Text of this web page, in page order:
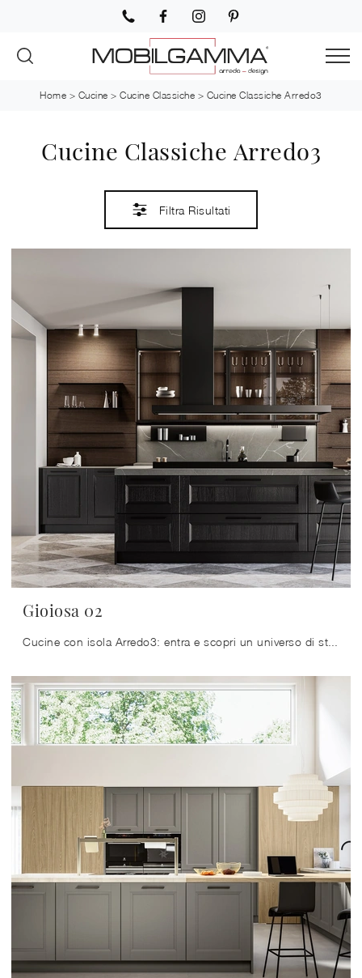
Home > Cucine >Cucine Classiche > Cucine Classiche Arredo3
Cucine Classiche Arredo3
Filtra Risultati
Gioiosa 02